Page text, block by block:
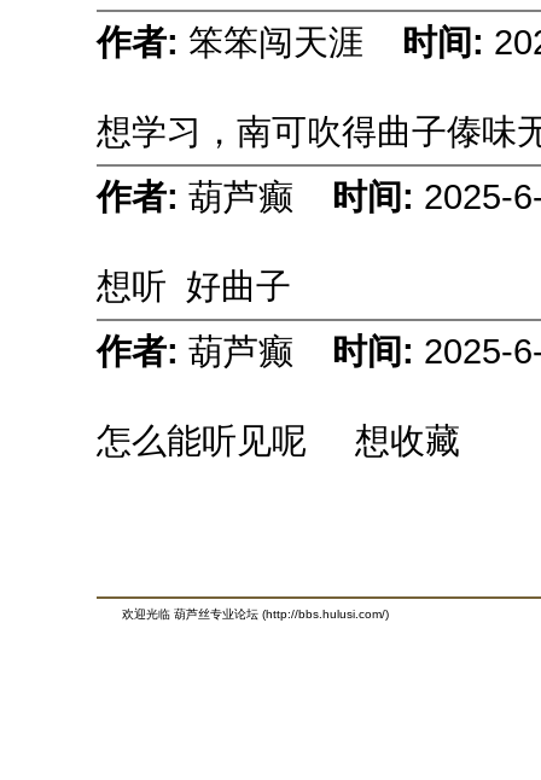
作者: 笨笨闯天涯 时间:
想学习，南可吹得曲子傣味
作者: 葫芦癫 时间: 2025-
想听 好曲子
作者: 葫芦癫 时间: 2025-
怎么能听见呢 想收藏
欢迎光临 葫芦丝专业论坛 (http://bbs.hulusi.com/)